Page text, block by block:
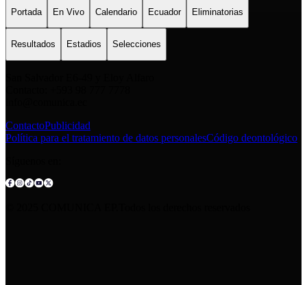
Portada En Vivo Calendario Ecuador Eliminatorias
Resultados Estadios Selecciones
ContactoPublicidad
Política para el tratamiento de datos personalesCódigo deontológico